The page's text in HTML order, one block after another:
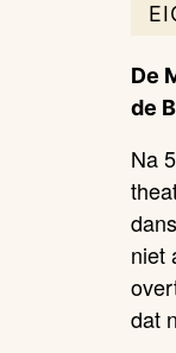
De
de
Na
niet
dat